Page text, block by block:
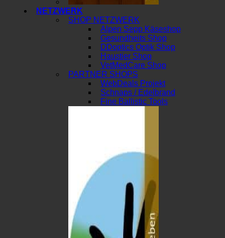
NETZWERK
SHOP NETZWERK
Alpen Sepp Käseshop
Gesundheits Shop
DDoptics Optik Shop
Haustier Shop
VetMedCare Shop
PARTNER SHOPS
WebDeals Projekt
Schnaps / Edelbrand
Fine Ballistic Tools